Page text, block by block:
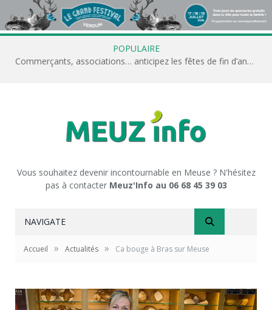
POPULAIRE
Commerçants, associations… anticipez les fêtes de fin d’année avec Meuz’Info
Vous souhaitez devenir incontournable en Meuse ? N'hésitez
pas à contacter Meuz'Info au 06 68 45 39 03
NAVIGATE
Accueil » Actualités » Ca bouge à Bras sur Meuse